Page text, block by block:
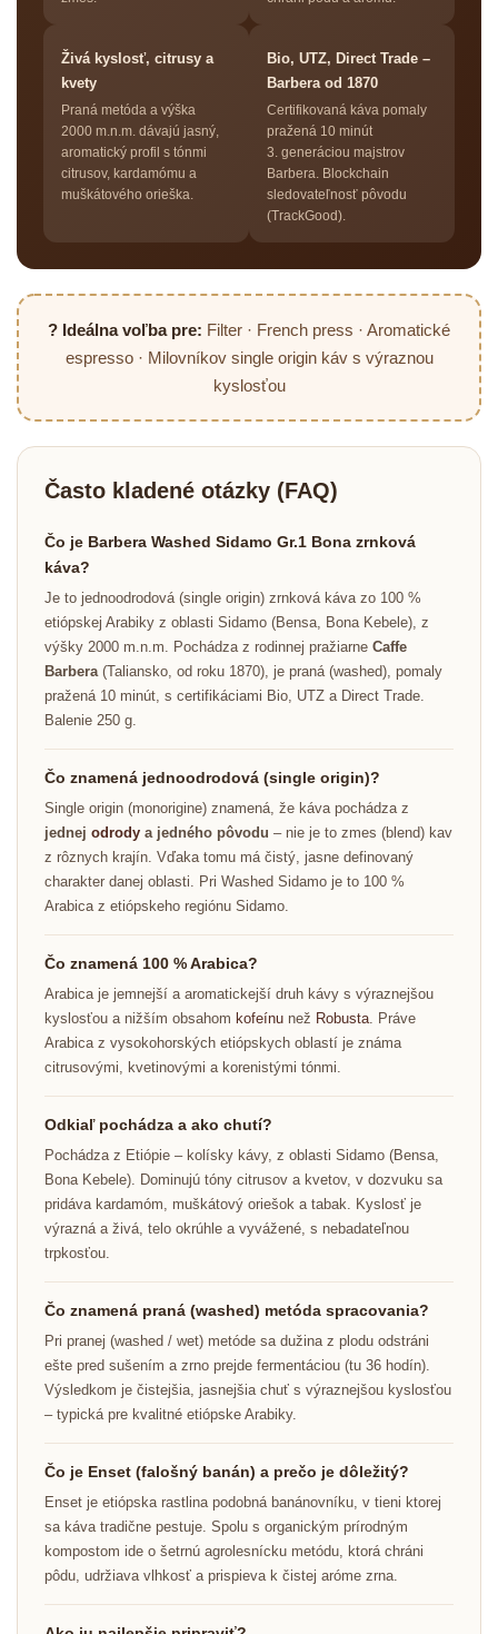
Živá kyslosť, citrusy a
kvety
Praná metóda a výška
2000 m.n.m. dávajú jasný,
aromatický profil s tónmi
citrusov, kardamómu a
muškátového orieška.
Bio, UTZ, Direct Trade –
Barbera od 1870
Certifikovaná káva pomaly
pražená 10 minút
3. generáciou majstrov
Barbera. Blockchain
sledovateľnosť pôvodu
(TrackGood).
? Ideálna voľba pre: Filter · French press · Aromatické
espresso · Milovníkov single origin káv s výraznou
kyslosťou
Často kladené otázky (FAQ)
Čo je Barbera Washed Sidamo Gr.1 Bona zrnková
káva?
Je to jednoodrodová (single origin) zrnková káva zo 100 %
etiópskej Arabiky z oblasti Sidamo (Bensa, Bona Kebele), z
výšky 2000 m.n.m. Pochádza z rodinnej pražiarne Caffe
Barbera(Taliansko, od roku 1870), je praná (washed), pomaly
pražená 10 minút, s certifikáciami Bio, UTZ a Direct Trade.
Balenie 250 g.
Čo znamená jednoodrodová (single origin)?
Single origin (monorigine) znamená, že káva pochádza z
jednej odrody a jedného pôvodu – nie je to zmes (blend) kav
z rôznych krajín. Vďaka tomu má čistý, jasne definovaný
charakter danej oblasti. Pri Washed Sidamo je to 100 %
Arabica z etiópskeho regiónu Sidamo.
Čo znamená 100 % Arabica?
Arabica je jemnejší a aromatickejší druh kávy s výraznejšou
kyslosťou a nižším obsahom kofeínu než Robusta. Práve
Arabica z vysokohorských etiópskych oblastí je známa
citrusovými, kvetinovými a korenistými tónmi.
Odkiaľ pochádza a ako chutí?
Pochádza z Etiópie – kolísky kávy, z oblasti Sidamo (Bensa,
Bona Kebele). Dominujú tóny citrusov a kvetov, v dozvuku sa
pridáva kardamóm, muškátový oriešok a tabak. Kyslosť je
výrazná a živá, telo okrúhle a vyvážené, s nebadateľnou
trpkosťou.
Čo znamená praná (washed) metóda spracovania?
Pri pranej (washed / wet) metóde sa dužina z plodu odstráni
ešte pred sušením a zrno prejde fermentáciou (tu 36 hodín).
Výsledkom je čistejšia, jasnejšia chuť s výraznejšou kyslosťou
– typická pre kvalitné etiópske Arabiky.
Čo je Enset (falošný banán) a prečo je dôležitý?
Enset je etiópska rastlina podobná banánovníku, v tieni ktorej
sa káva tradične pestuje. Spolu s organickým prírodným
kompostom ide o šetrnú agrolesnícku metódu, ktorá chráni
pôdu, udržiava vlhkosť a prispieva k čistej aróme zrna.